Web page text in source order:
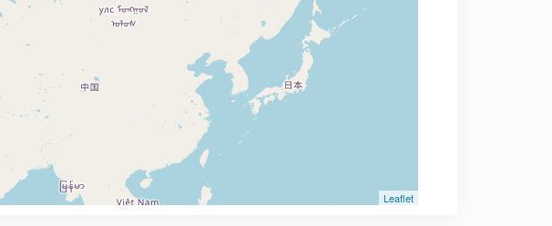
Leaflet